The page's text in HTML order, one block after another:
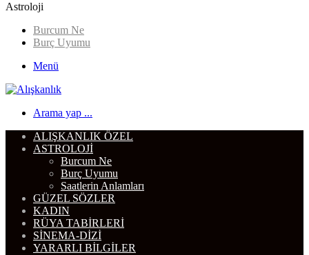
Astroloji
Burcum Ne
Burç Uyumu
Menü
Arama yap ...
ALIŞKANLIK ÖZEL
ASTROLOJI
Burcum Ne
Burç Uyumu
Saatlerin Anlamları
GÜZEL SÖZLER
KADIN
RÜYA TABIRLERI
SINEMA-DIZI
YARARLI BILGILER